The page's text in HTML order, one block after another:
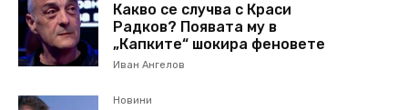
Какво се случва с Краси
Радков? Появата му в
„Капките“ шокира феновете
Иван Ангелов
Новини